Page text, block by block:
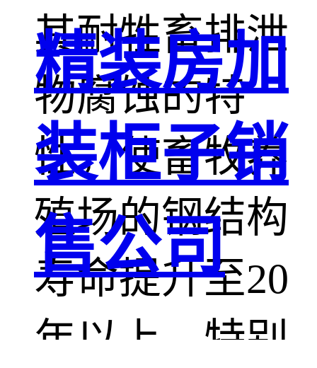
其耐牲畜排泄
物腐蚀的特
性，使畜牧养
殖场的钢结构
寿命提升至20
年以上。特别
精装房加
装柜子销
售公司